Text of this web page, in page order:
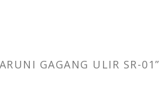
GAGANG ULIR SR-01”